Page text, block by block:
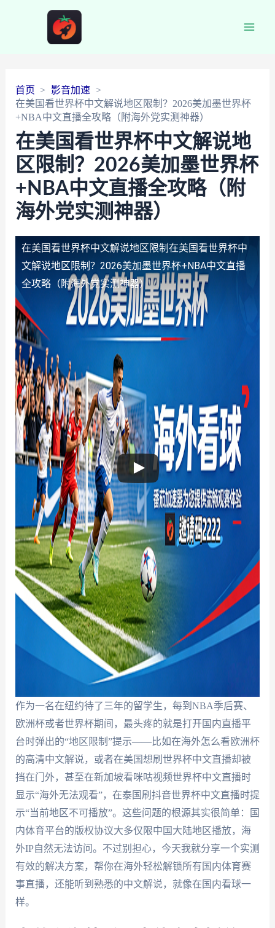
首页
影音加速
在美国看世界杯中文解说地区限制？2026美加墨世界杯
+NBA中文直播全攻略（附海外党实测神器）
在美国看世界杯中文解说地
区限制？2026美加墨世界杯
+NBA中文直播全攻略（附
海外党实测神器）
在美国看世界杯中文解说地区限制 在美国看世界杯中
文解说地区限制？2026美加墨世界杯+NBA中文直播
全攻略（附海外党实测神器）
作为一名在纽约待了三年的留学生，每到NBA季后赛、
欧洲杯或者世界杯期间，最头疼的就是打开国内直播平
台时弹出的“地区限制”提示——比如在海外怎么看欧洲杯
的高清中文解说，或者在美国想刷世界杯中文直播却被
挡在门外，甚至在新加坡看咪咕视频世界杯中文直播时
显示“海外无法观看”，在泰国刷抖音世界杯中文直播时提
示“当前地区不可播放”。这些问题的根源其实很简单：国
内体育平台的版权协议大多仅限中国大陆地区播放，海
外IP自然无法访问。不过别担心，今天我就分享一个实测
有效的解决方案，帮你在海外轻松解锁所有国内体育赛
事直播，还能听到熟悉的中文解说，就像在国内看球一
样。